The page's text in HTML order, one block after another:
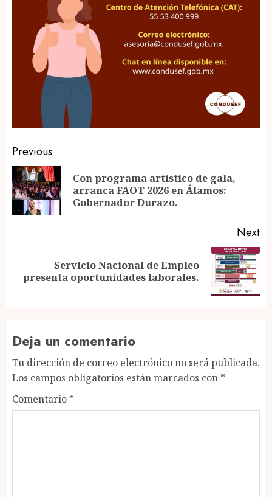
Post
navigation
Previous
Con programa artístico de gala,
arranca FAOT 2026 en Álamos:
Gobernador Durazo.
Next
post:
Servicio Nacional de Empleo
presenta oportunidades laborales.
Deja un comentario
Tu dirección de correo electrónico no será publicada.
Los campos obligatorios están marcados con *
Comentario *